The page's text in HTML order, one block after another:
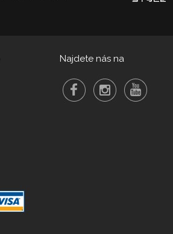
Najdete nás na